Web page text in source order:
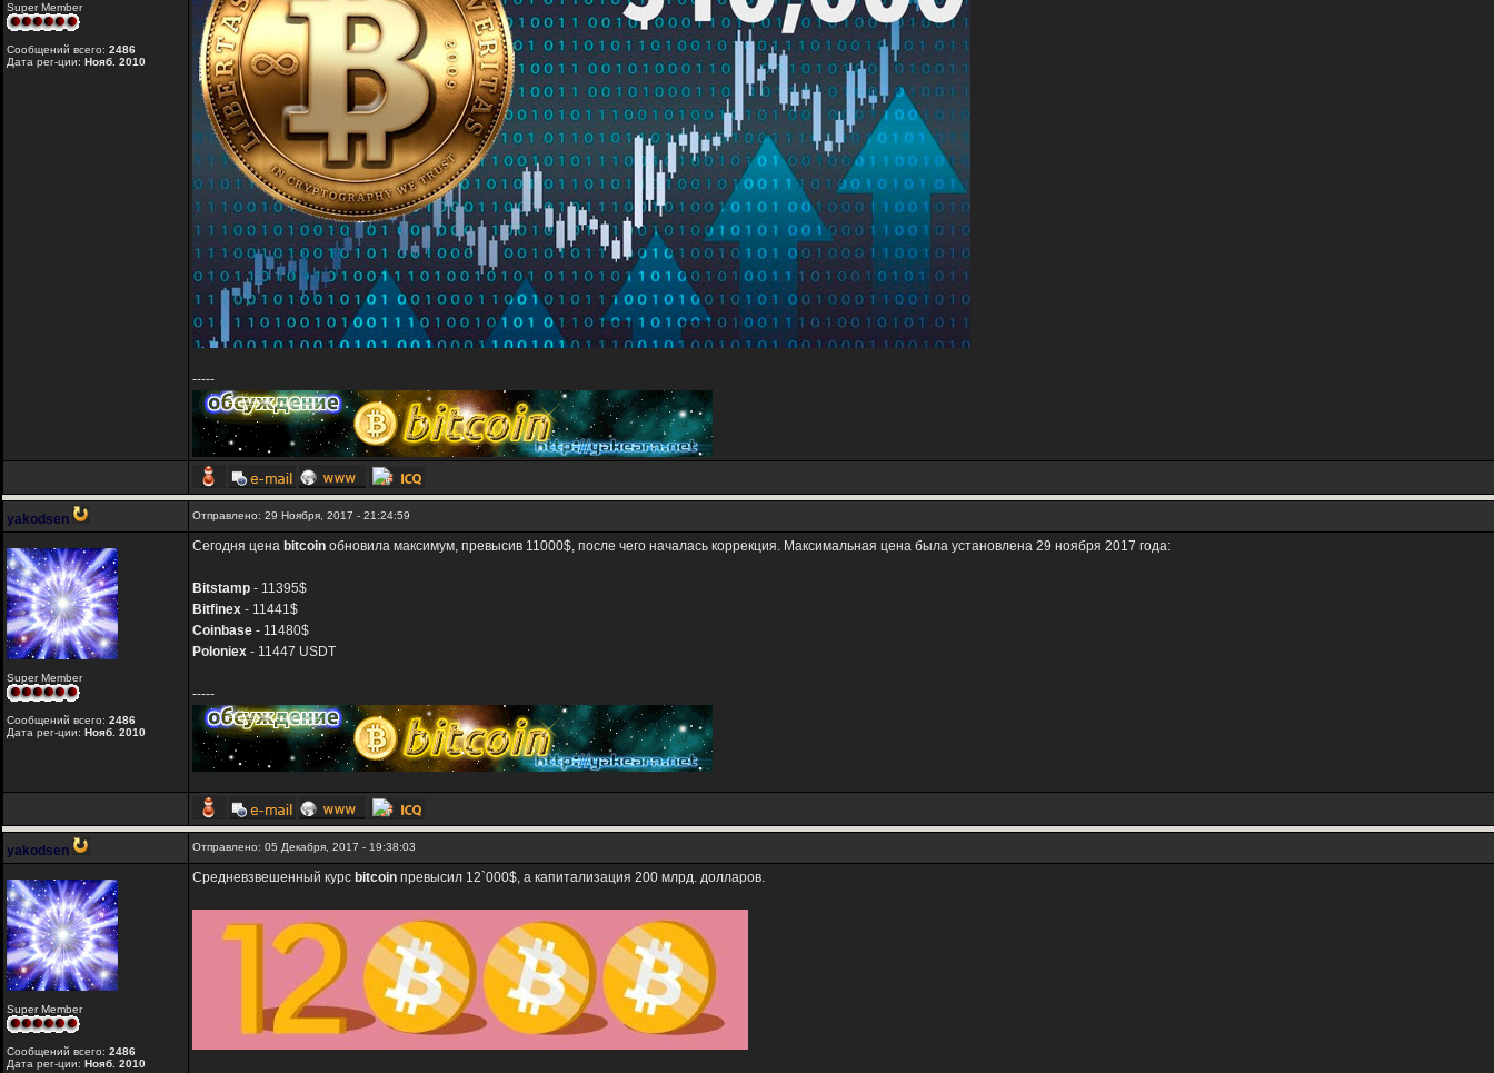
Super Member
Сообщений всего: 2486
Дата рег-ции: Нояб. 2010
-----
yakodsen Отправлено: 29 Ноября, 2017 - 21:24:59
Super Member
Сообщений всего: 2486
Дата рег-ции: Нояб. 2010
Сегодня цена bitcoin обновила максимум, превысив 11000$, после чего началась коррекция. Максимальная цена была установлена 29 ноября 2017 года:
Bitstamp - 11395$
Bitfinex - 11441$
Coinbase - 11480$
Poloniex - 11447 USDT
-----
yakodsen Отправлено: 05 Декабря, 2017 - 19:38:03
Super Member
Сообщений всего: 2486
Дата рег-ции: Нояб. 2010
Средневзвешенный курс bitcoin превысил 12`000$, а капитализация 200 млрд. долларов.